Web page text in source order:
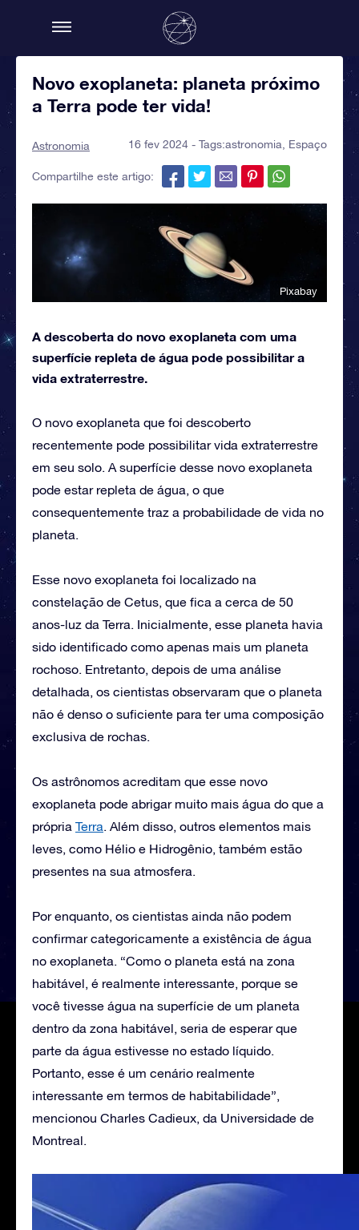
Novo exoplaneta: planeta próximo
a Terra pode ter vida!
Astronomia 16 fev 2024 - Tags:astronomia Espaço
Compartilhe este artigo:
Pixabay
A descoberta do novo exoplaneta com uma
superfície repleta de água pode possibilitar a
vida extraterrestre.
O novo exoplaneta que foi descoberto
recentemente pode possibilitar vida extraterrestre
em seu solo. A superfície desse novo exoplaneta
pode estar repleta de água, o que
consequentemente traz a probabilidade de vida no
planeta.
Esse novo exoplaneta foi localizado na
constelação de Cetus, que fica a cerca de 50
anos-luz da Terra. Inicialmente, esse planeta havia
sido identificado como apenas mais um planeta
rochoso. Entretanto, depois de uma análise
detalhada, os cientistas observaram que o planeta
não é denso o suficiente para ter uma composição
exclusiva de rochas.
Os astrônomos acreditam que esse novo
exoplaneta pode abrigar muito mais água do que a
própria Terra. Além disso, outros elementos mais
leves, como Hélio e Hidrogênio, também estão
presentes na sua atmosfera.
Por enquanto, os cientistas ainda não podem
confirmar categoricamente a existência de água
no exoplaneta. “Como o planeta está na zona
habitável, é realmente interessante, porque se
você tivesse água na superfície de um planeta
dentro da zona habitável, seria de esperar que
parte da água estivesse no estado líquido.
Portanto, esse é um cenário realmente
interessante em termos de habitabilidade”,
mencionou Charles Cadieux, da Universidade de
Montreal.